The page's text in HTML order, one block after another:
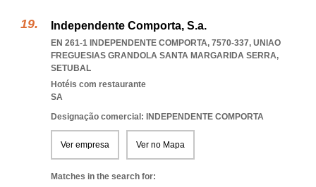
Independente Comporta, S.a.
EN 261-1 INDEPENDENTE COMPORTA, 7570-337, UNIAO
FREGUESIAS GRANDOLA SANTA MARGARIDA SERRA,
SETUBAL
Hotéis com restaurante
SA
Designação comercial: INDEPENDENTE COMPORTA
Ver empresa Ver no Mapa
Matches in the search for: